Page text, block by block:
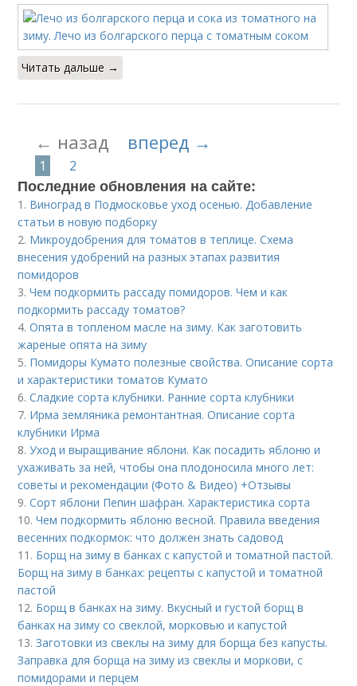
Читать дальше →
← назад вперед →
1 2
Последние обновления на сайте:
1. Виноград в Подмосковье уход осенью. Добавление
статьи в новую подборку
2. Микроудобрения для томатов в теплице. Схема
внесения удобрений на разных этапах развития
помидоров
3.Чем подкормить рассаду помидоров. Чем и как
подкормить рассаду томатов?
4.Опята в топленом масле на зиму. Как заготовить
жареные опята на зиму
5. Помидоры Кумато полезные свойства. Описание сорта
и характеристики томатов Кумато
6.Сладкие сорта клубники. Ранние сорта клубники
7. Ирма земляника ремонтантная. Описание сорта
клубники Ирма
8.Уход и выращивание яблони. Как посадить яблоню и
ухаживать за ней, чтобы она плодоносила много лет:
советы и рекомендации (Фото & Видео) +Отзывы
9.Сорт яблони Пепин шафран. Характеристика сорта
10.Чем подкормить яблоню весной. Правила введения
весенних подкормок: что должен знать садовод
11. Борщ на зиму в банках с капустой и томатной пастой.
Борщ на зиму в банках: рецепты с капустой и томатной
пастой
12. Борщ в банках на зиму. Вкусный и густой борщ в
банках на зиму со свеклой, морковью и капустой
13.Заготовки из свеклы на зиму для борща без капусты.
Заправка для борща на зиму из свеклы и моркови, с
помидорами и перцем